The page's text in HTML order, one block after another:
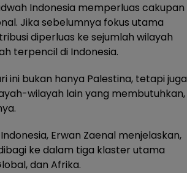
Indonesia memperluas cakupan
Jika sebelumnya fokus utama
diperluas ke sejumlah wilayah
terpencil di Indonesia.
ini bukan hanya Palestina, tetapi juga
wilayah lain yang membutuhkan,
Erwan Zaenal menjelaskan,
ke dalam tiga klaster utama
dan Afrika.